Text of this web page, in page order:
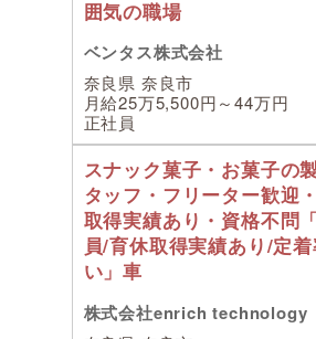
囲気の職場
ベンタス株式会社
奈良県 奈良市
月給25万5,500円～44万円
正社員
スナック菓子・お菓子の
タッフ・フリーター歓迎
取得実績あり・資格不問
員/育休取得実績あり/定
い」車
株式会社enrich technology